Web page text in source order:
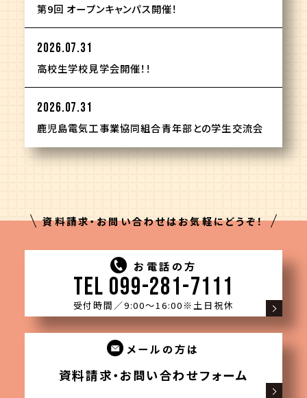
第9回 オープンキャンパス開催！
2026.07.31
高校生学校見学会開催！！
2026.07.31
鹿児島電気工事業協同組合青年部との学生交流会
資料請求・お問い合わせはお気軽にどうぞ！
お電話の方
TEL 099-281-7111
受付時間／9:00〜16:00 ※土日祝休
メールの方は
資料請求・お問い合わせフォーム